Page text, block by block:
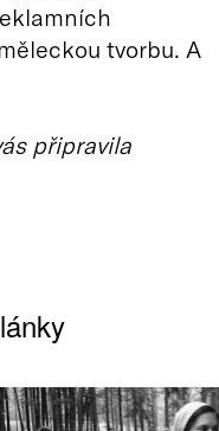
tvorbu. A
připravila